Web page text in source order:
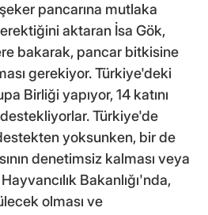
pancarına mutlaka
aktaran İsa Gök,
bakarak, pancar bitkisine
gerekiyor. Türkiye'deki
Birliği yapıyor, 14 katını
Türkiye'de
yoksunken, bir de
denetimsiz kalması veya
Bakanlığı'nda,
olması ve